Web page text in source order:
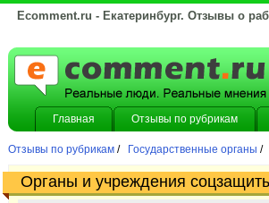
Ecomment.ru - Екатеринбург. Отзывы о
Главная Отзывы по рубрикам
Отзывы по рубрикам / Государственные органы /
Органы и учреждения